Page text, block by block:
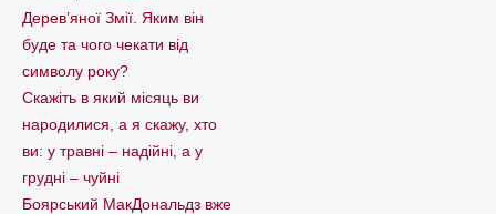
Дерев’яної Змії. Яким він
буде та чого чекати від
символу року?
Скажіть в який місяць ви
народилися, а я скажу, хто
ви: у травні – надійні, а у
грудні – чуйні
Боярський МакДональдз вже